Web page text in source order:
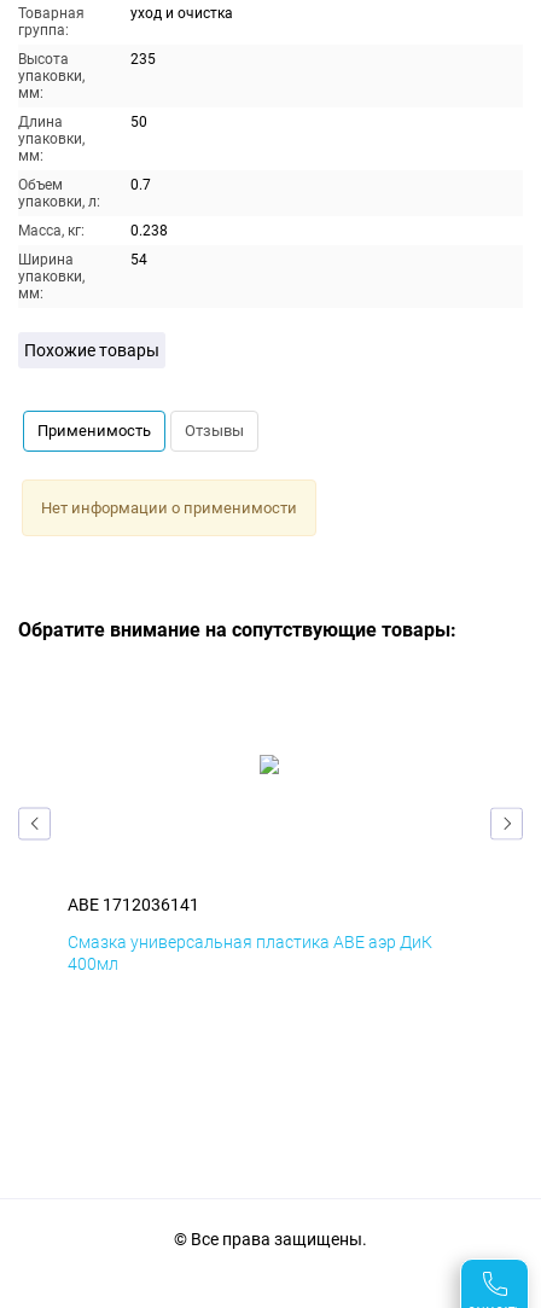
Товарная
группа:
уход и очистка
Высота
упаковки,
мм:
235
Длина
упаковки,
мм:
50
Объем
упаковки, л:
0.7
Масса, кг:
0.238
Ширина
упаковки,
мм:
54
Похожие товары
Применимость Отзывы
Нет информации о применимости
Обратите внимание на сопутствующие товары:
ABE 1712036141
Смазка универсальная пластика ABE аэр ДиК
400мл
© Все права защищены.